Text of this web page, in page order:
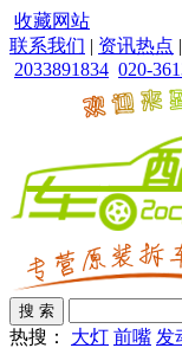
收藏网站
联系我们 | 资讯热点 |
2033891834 020-
热搜： 大灯 前嘴 发